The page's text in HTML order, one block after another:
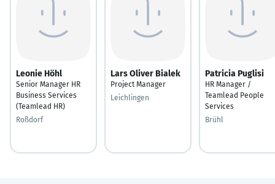
Leonie Höhl
Senior Manager HR
Business Services
(Teamlead HR)
Roßdorf
Lars Oliver Bialek
Project Manager
Leichlingen
Patricia Puglisi
HR Manager /
Teamlead People
Services
Brühl